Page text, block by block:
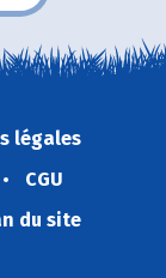
légales
CGU
du site